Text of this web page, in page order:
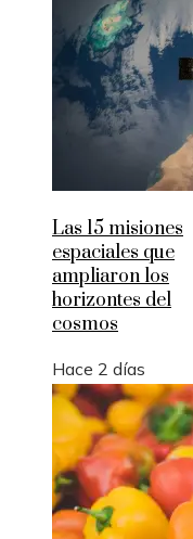
Las 15 misiones
espaciales que
ampliaron los
horizontes del
cosmos
Hace 2 días